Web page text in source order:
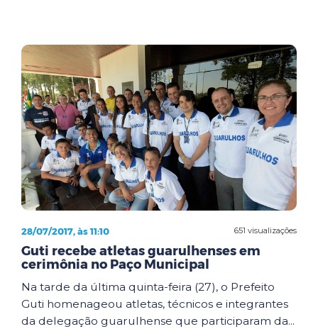
651 visualizações
28/07/2017, às 11:10
Guti recebe atletas guarulhenses em
cerimônia no Paço Municipal
Na tarde da última quinta-feira (27), o Prefeito
Guti homenageou atletas, técnicos e integrantes
da delegação guarulhense que participaram da...